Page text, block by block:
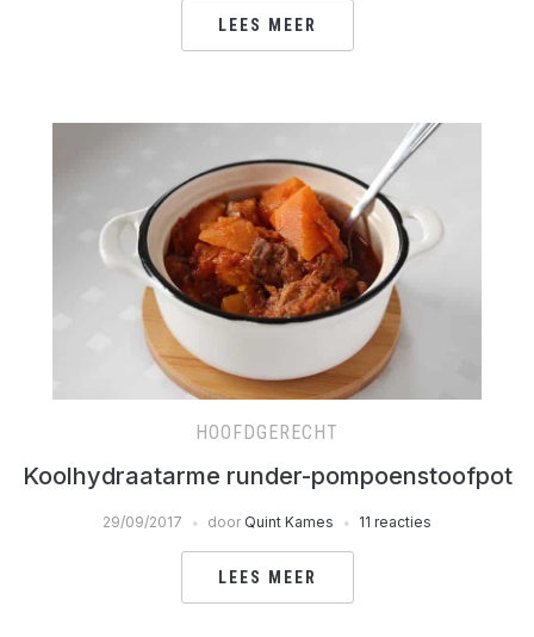
LEES MEER
HOOFDGERECHT
Koolhydraatarme runder-pompoenstoofpot
29/09/2017 door Quint Kames 11 reacties
LEES MEER